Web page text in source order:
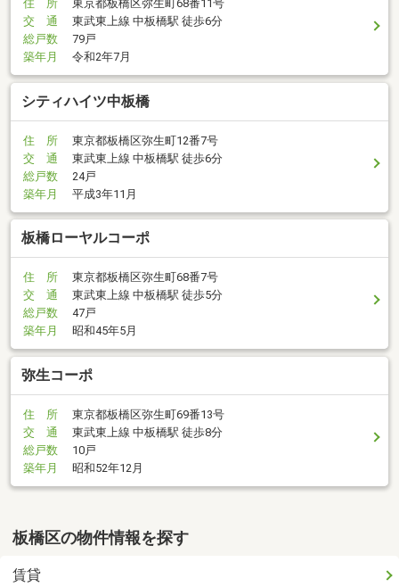
住 所
東京都板橋区弥生町68番11号
交 通
東武東上線 中板橋駅 徒歩6分
総戸数
79戸
築年月
令和2年7月
シティハイツ中板橋
住 所
東京都板橋区弥生町12番7号
交 通
東武東上線 中板橋駅 徒歩6分
総戸数
24戸
築年月
平成3年11月
板橋ローヤルコーポ
住 所
東京都板橋区弥生町68番7号
交 通
東武東上線 中板橋駅 徒歩5分
総戸数
47戸
築年月
昭和45年5月
弥生コーポ
住 所
東京都板橋区弥生町69番13号
交 通
東武東上線 中板橋駅 徒歩8分
総戸数
10戸
築年月
昭和52年12月
板橋区の物件情報を探す
賃貸